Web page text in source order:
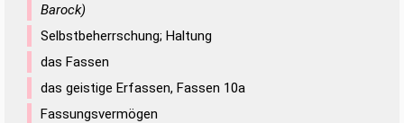
Barock)
Selbstbeherrschung; Haltung
das Fassen
das geistige Erfassen, Fassen 10a
Fassungsvermögen